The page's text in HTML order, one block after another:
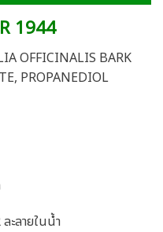
1944
OFFICINALIS BARK
PROPANEDIOL
ะลายในน้ำ